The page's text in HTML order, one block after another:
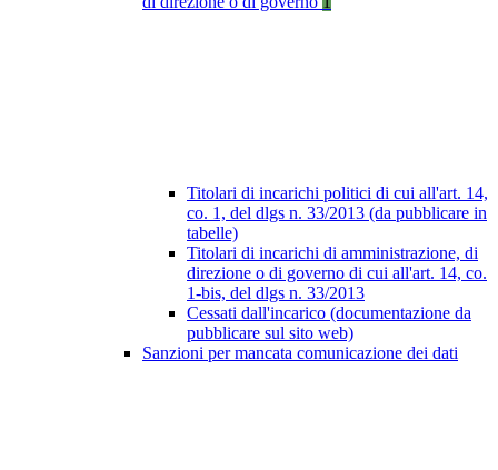
Titolari di incarichi politici di cui all'art. 14,
co. 1, del dlgs n. 33/2013 (da pubblicare in
tabelle)
Titolari di incarichi di amministrazione, di
direzione o di governo di cui all'art. 14, co.
1-bis, del dlgs n. 33/2013
Cessati dall'incarico (documentazione da
pubblicare sul sito web)
Sanzioni per mancata comunicazione dei dati